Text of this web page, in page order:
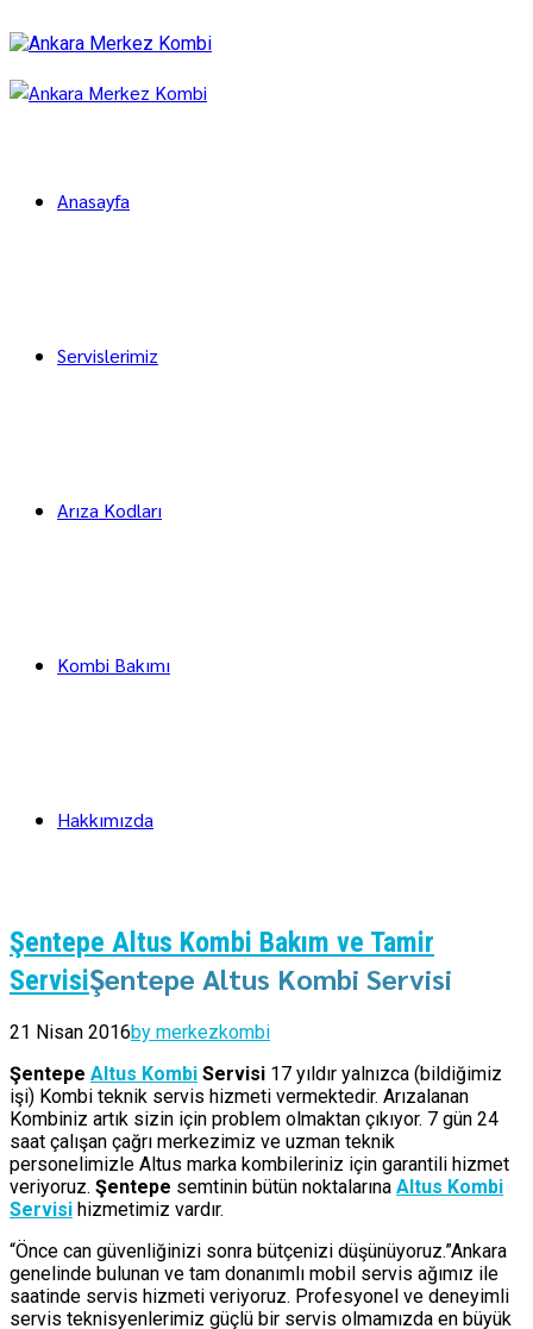
Anasayfa
Servislerimiz
Arıza Kodları
Kombi Bakımı
Hakkımızda
Şentepe Altus Kombi Bakım ve Tamir
ServisiŞentepe Altus Kombi Servisi
21 Nisan 2016by merkezkombi
Şentepe Altus Kombi Servisi 17 yıldır yalnızca (bildiğimiz
işi) Kombi teknik servis hizmeti vermektedir. Arızalanan
Kombiniz artık sizin için problem olmaktan çıkıyor. 7 gün 24
saat çalışan çağrı merkezimiz ve uzman teknik
personelimizle Altus marka kombileriniz için garantili hizmet
veriyoruz. Şentepe semtinin bütün noktalarına Altus Kombi
Servisi hizmetimiz vardır.
“Önce can güvenliğinizi sonra bütçenizi düşünüyoruz.”Ankara
genelinde bulunan ve tam donanımlı mobil servis ağımız ile
saatinde servis hizmeti veriyoruz. Profesyonel ve deneyimli
servis teknisyenlerimiz güçlü bir servis olmamızda en büyük